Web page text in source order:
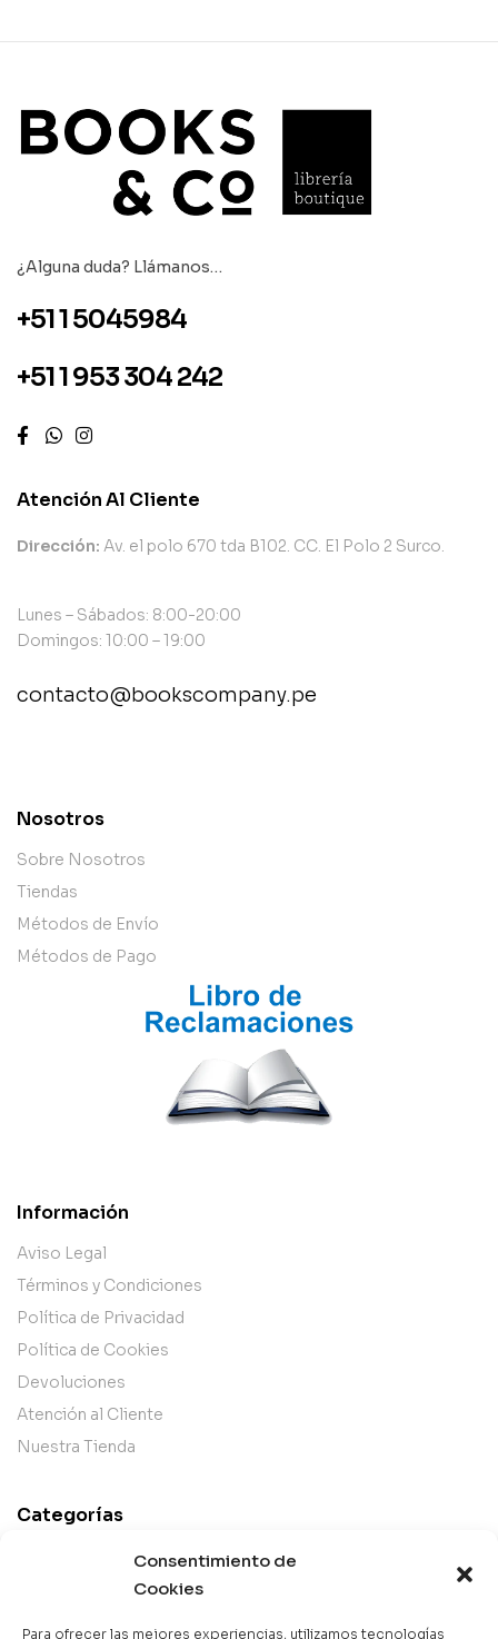
Consentimiento de
Cookies
Para ofrecer las mejores experiencias, utilizamos tecnologías
¿Alguna duda? Llámanos…
+51 1 5045984
+51 1 953 304 242
Atención Al Cliente
Dirección: Av. el polo 670 tda B102. CC. El Polo 2 Surco.
Lunes – Sábados: 8:00-20:00
Domingos: 10:00 – 19:00
contacto@bookscompany.pe
Nosotros
Sobre Nosotros
Tiendas
Métodos de Envío
Métodos de Pago
Información
Aviso Legal
Términos y Condiciones
Política de Privacidad
Política de Cookies
Devoluciones
Atención al Cliente
Nuestra Tienda
Categorías
Mejor Valorados